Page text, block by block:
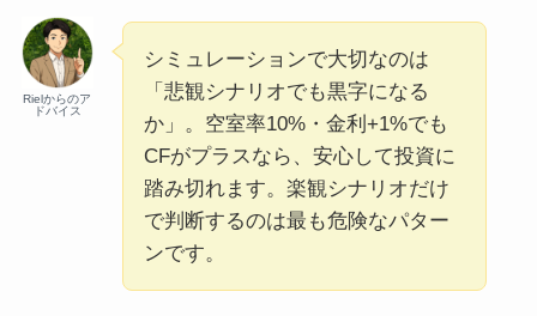
Rielからのア
ドバイス
シミュレーションで大切なのは
「悲観シナリオでも黒字になる
か」。空室率10%・金利+1%でも
CFがプラスなら、安心して投資に
踏み切れます。楽観シナリオだけ
で判断するのは最も危険なパター
ンです。